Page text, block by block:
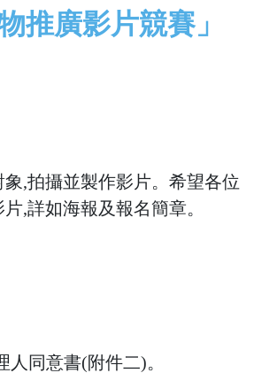
推廣影片競賽」
,拍攝並製作影片。希望各位
,詳如海報及報名簡章。
人同意書(附件二)。